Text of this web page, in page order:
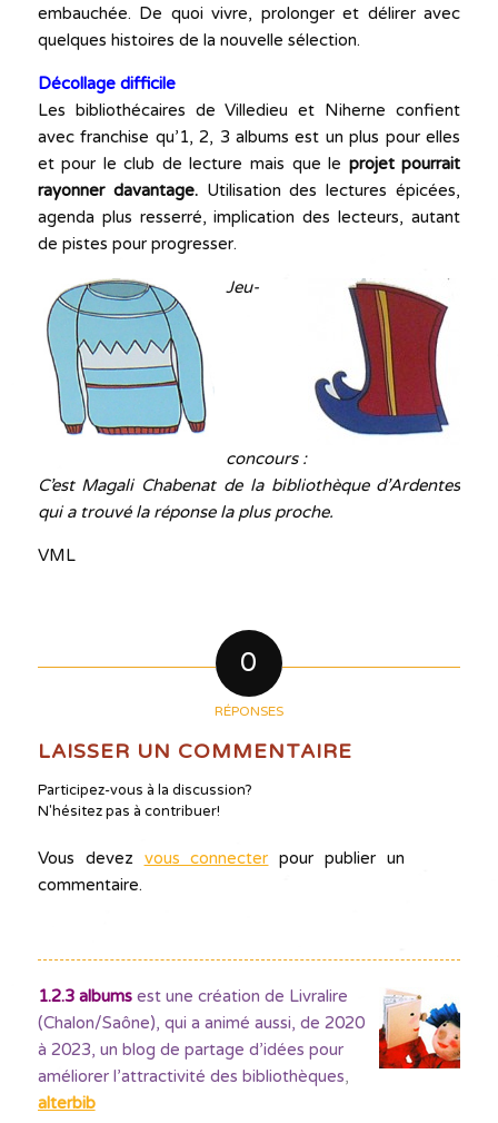
embauchée. De quoi vivre, prolonger et délirer avec
quelques histoires de la nouvelle sélection.
Décollage difficile
Les bibliothécaires de Villedieu et Niherne confient
avec franchise qu’1, 2, 3 albums est un plus pour elles
et pour le club de lecture mais que le projet pourrait
rayonner davantage.Utilisation des lectures épicées,
agenda plus resserré, implication des lecteurs, autant
de pistes pour progresser.
Jeu-
concours :
C’est Magali Chabenat de la bibliothèque d’Ardentes
qui a trouvé la réponse la plus proche.
VML
0
RÉPONSES
LAISSER UN COMMENTAIRE
Participez-vous à la discussion?
N'hésitez pas à contribuer!
Vous devez vous connecter pour publier un
commentaire.
1.2.3 albumsest une création de Livralire
(Chalon/Saône), qui a animé aussi, de 2020
à 2023, un blog de partage d’idées pour
améliorer l’attractivité des bibliothèques,
alterbib